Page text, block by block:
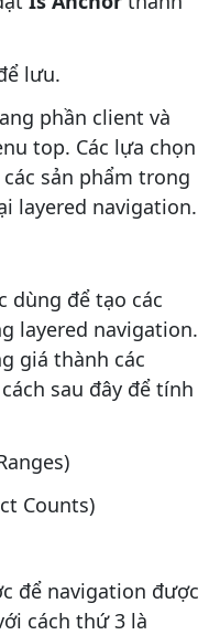
lưu.
phần client và
top. Các lựa chọn
sản phẩm trong
layered navigation.
dùng để tạo các
layered navigation.
giá thành các
sau đây để tính
Counts)
để navigation được
cách thứ 3 là